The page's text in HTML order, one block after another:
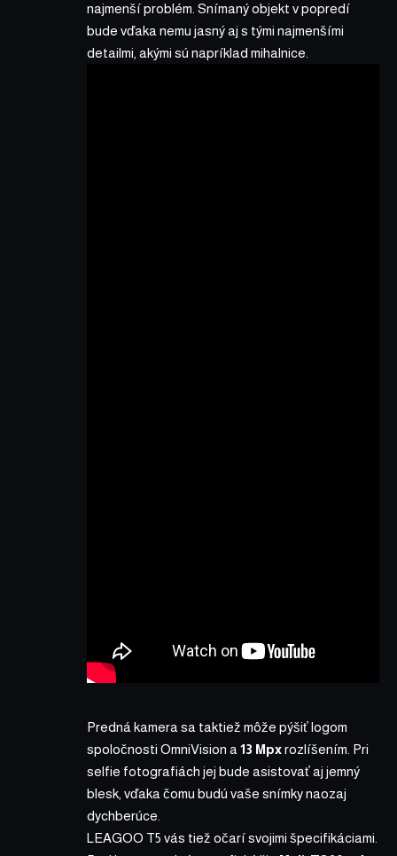
najmenší problém. Snímaný objekt v popredí
bude vďaka nemu jasný aj s tými najmenšími
detailmi, akými sú napríklad mihalnice.
Predná kamera sa taktiež môže pýšiť logom
spoločnosti OmniVision a 13 Mpxrozlíšením. Pri
selfie fotografiách jej bude asistovať aj jemný
blesk, vďaka čomu budú vaše snímky naozaj
dychberúce.
LEAGOO T5 vás tiež očarí svojimi špecifikáciami.